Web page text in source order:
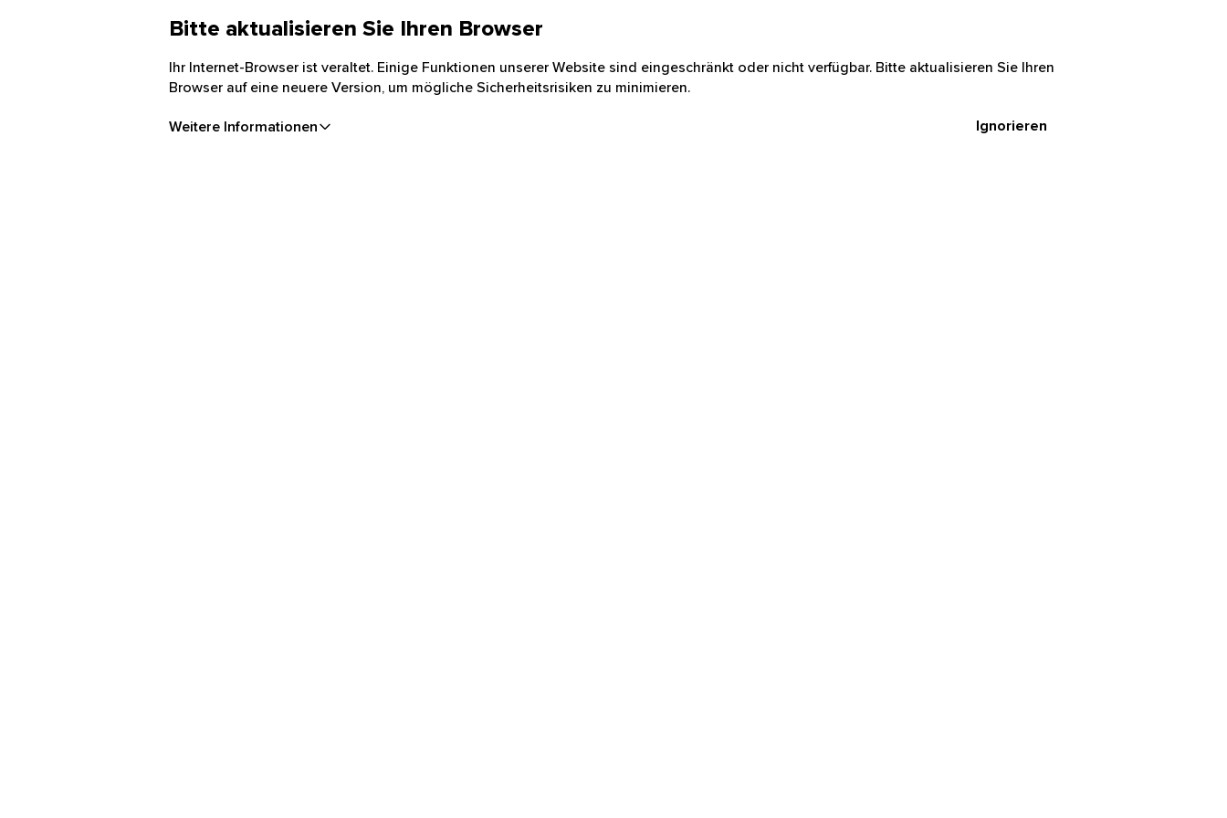
Bitte aktualisieren Sie Ihren Browser
Ihr Internet-Browser ist veraltet. Einige Funktionen unserer Website sind eingeschränkt oder nicht verfügbar. Bitte aktualisieren Sie Ihren
Browser auf eine neuere Version, um mögliche Sicherheitsrisiken zu minimieren.
Weitere Informationen Ignorieren